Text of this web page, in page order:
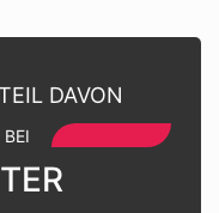
DAVON